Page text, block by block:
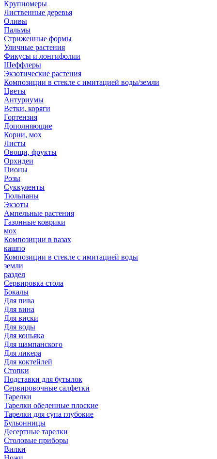
Крупномеры
Лиственные деревья
Оливы
Пальмы
Стриженные формы
Уличные растения
Фикусы и лонгифолии
Шеффлеры
Экзотические растения
Композиции в стекле с имитацией воды/земли
Цветы
Антуриумы
Ветки, коряги
Гортензия
Дополняющие
Корни, мох
Листы
Овощи, фрукты
Орхидеи
Пионы
Розы
Суккуленты
Тюльпаны
Экзоты
Ампельные растения
Газонные коврики
мох
Композиции в вазах
кашпо
Композиции в стекле с имитацией воды
земли
раздел
Сервировка стола
Бокалы
Для пива
Для вина
Для виски
Для воды
Для коньяка
Для шампанского
Для ликера
Для коктейлей
Стопки
Подставки для бутылок
Сервировочные салфетки
Тарелки
Тарелки обеденные плоские
Тарелки для супа глубокие
Бульонницы
Десертные тарелки
Столовые приборы
Вилки